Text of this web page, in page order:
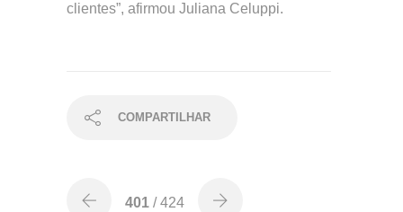
clientes”, afirmou Juliana Celuppi.
COMPARTILHAR
401 / 424